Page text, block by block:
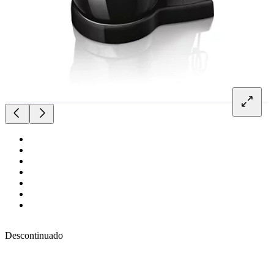
Descontinuado